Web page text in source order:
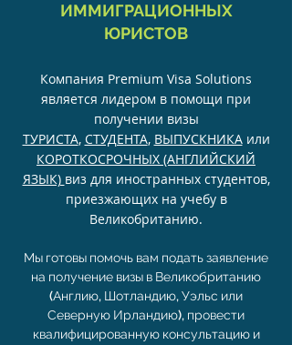
ИММИГРАЦИОННЫХ
ЮРИСТОВ
Компания Premium Visa Solutions
является лидером в помощи при
получении визы
ТУРИСТА, СТУДЕНТА, ВЫПУСКНИКАили
КОРОТКОСРОЧНЫХ (АНГЛИЙСКИЙ
ЯЗЫК) виз для иностранных студентов,
приезжающих на учебу в
Великобританию.
Мы готовы помочь вам подать заявление
на получение визы в Великобританию
(Англию, Шотландию, Уэльс или
Северную Ирландию), провести
квалифицированную консультацию и